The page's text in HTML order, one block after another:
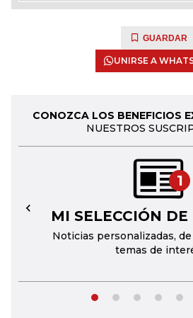
GUARDAR
UNIRSE A
CONOZCA LOS BENEFICIOS
NUESTROS
1
MI SELECCIÓN
Noticias personalizadas,
temas de
←